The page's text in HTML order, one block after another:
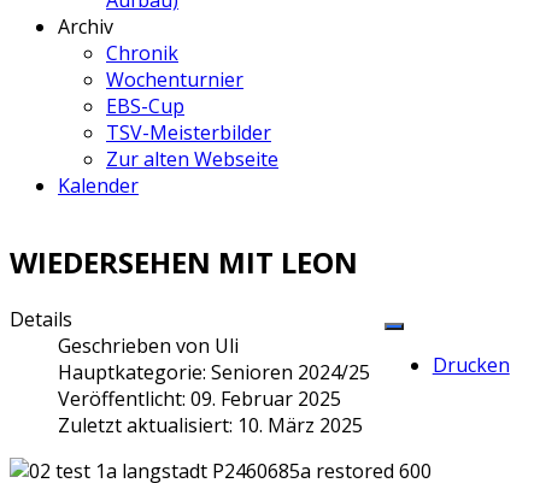
Archiv
Chronik
Wochenturnier
EBS-Cup
TSV-Meisterbilder
Zur alten Webseite
Kalender
WIEDERSEHEN MIT LEON
Drucken
Details
Geschrieben von Uli
Hauptkategorie: Senioren 2024/25
Veröffentlicht: 09. Februar 2025
Zuletzt aktualisiert: 10. März 2025